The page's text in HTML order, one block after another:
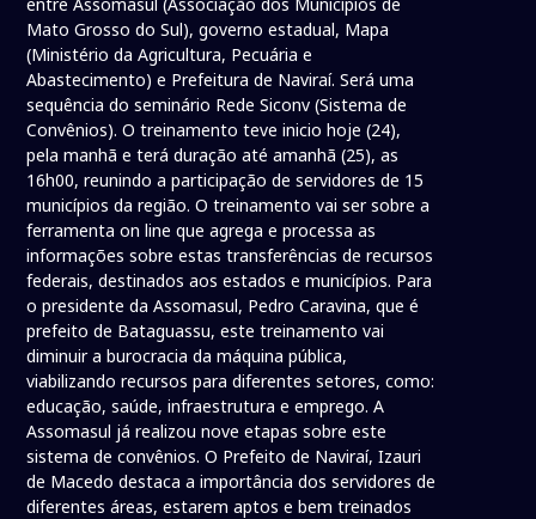
Mato Grosso do Sul), governo estadual, Mapa
(Ministério da Agricultura, Pecuária e
Abastecimento) e Prefeitura de Naviraí. Será uma
sequência do seminário Rede Siconv (Sistema de
Convênios). O treinamento teve inicio hoje (24),
pela manhã e terá duração até amanhã (25), as
16h00, reunindo a participação de servidores de 15
municípios da região. O treinamento vai ser sobre a
ferramenta on line que agrega e processa as
informações sobre estas transferências de recursos
federais, destinados aos estados e municípios. Para
o presidente da Assomasul, Pedro Caravina, que é
prefeito de Bataguassu, este treinamento vai
diminuir a burocracia da máquina pública,
viabilizando recursos para diferentes setores, como:
educação, saúde, infraestrutura e emprego. A
Assomasul já realizou nove etapas sobre este
sistema de convênios. O Prefeito de Naviraí, Izauri
de Macedo destaca a importância dos servidores de
diferentes áreas, estarem aptos e bem treinados